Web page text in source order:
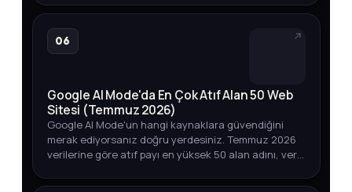
kapsamlı bir strate…
06
Google AI Mode'da En Çok Atıf Alan 50 Web
Sitesi (Temmuz 2026)
Google AI Mode'un hangi kaynaklara güvendiğini
merak ediyorsanız doğru yerdesiniz. Temmuz 2026
verilerine göre atıf payı en yüksek 50 alan adını, veri
yollarını keşfedin.